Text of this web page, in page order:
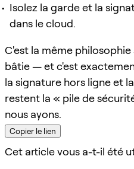
Isolez la garde et la
dans le cloud.
C'est la même
bâtie — et c'est
la signature hors ligne et
restent la « pile de
nous ayons.
Copier le lien
Cet article vous a-t-il été